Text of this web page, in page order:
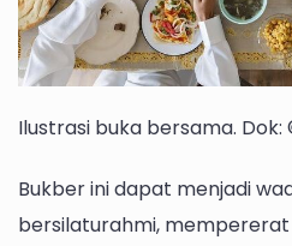
Ilustrasi buka bersama.
Bukber ini dapat menjadi
bersilaturahmi,